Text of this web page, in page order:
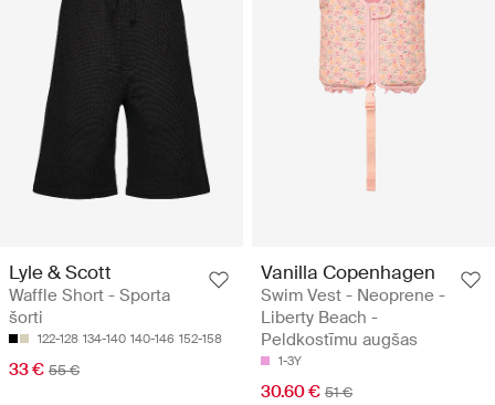
Lyle & Scott
Waffle Short - Sporta
šorti
122-128 134-140 140-146 152-158
33 € 55 €
Vanilla Copenhagen
Swim Vest - Neoprene -
Liberty Beach -
Peldkostīmu augšas
1-3Y
30.60 € 51 €